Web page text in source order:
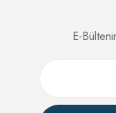
E-